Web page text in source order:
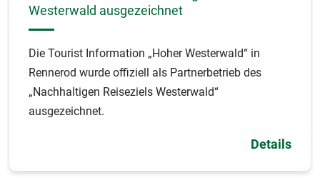
Westerwald ausgezeichnet
Die Tourist Information „Hoher Westerwald“ in
Rennerod wurde offiziell als Partnerbetrieb des
„Nachhaltigen Reiseziels Westerwald“
ausgezeichnet.
Details